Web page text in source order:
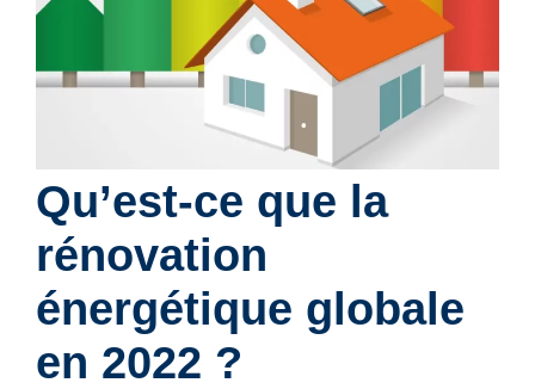
Qu’est-ce que la
rénovation
énergétique globale
en 2022 ?